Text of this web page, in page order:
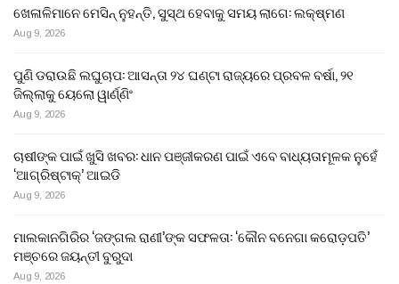
ଖେଳାଳିମାନେ ମେସିନ୍ ନୁହନ୍ତି, ସୁସ୍ଥ ହେବାକୁ ସମୟ ଲାଗେ: ଲକ୍ଷ୍ମଣ
Aug 9, 2026
ପୁଣି ଡରାଉଛି ଲଘୁଚାପ: ଆସନ୍ତା ୨୪ ଘଣ୍ଟା ରାଜ୍ୟରେ ପ୍ରବଳ ବର୍ଷା, ୨୧
ଜିଲ୍ଲାକୁ ୟେଲୋ ୱାର୍ଣ୍ଣିଂ
Aug 9, 2026
ଚାଷୀଙ୍କ ପାଇଁ ଖୁସି ଖବର: ଧାନ ପଞ୍ଜୀକରଣ ପାଇଁ ଏବେ ବାଧ୍ୟତାମୂଳକ ନୁହେଁ
‘ଆଗ୍ରିଷ୍ଟାକ୍’ ଆଇଡି
Aug 9, 2026
ମାଲକାନଗିରିର ‘ଜଙ୍ଗଲ ରାଣୀ’ଙ୍କ ସଫଳତା: ‘କୌନ ବନେଗା କରୋଡ଼ପତି’
ମଞ୍ଚରେ ଜୟନ୍ତୀ ବୁରୁଦା
Aug 9, 2026